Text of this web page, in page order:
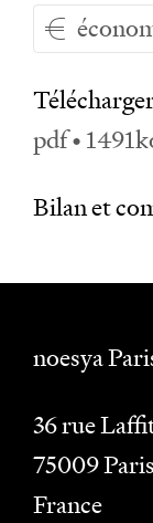
pdf •
Bilan et
noesya
36 rue
75009Paris
France